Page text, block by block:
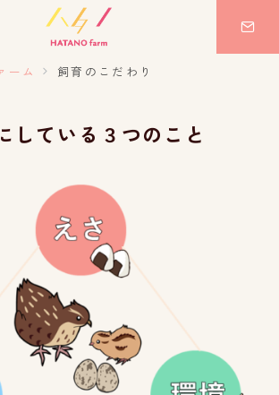
ーム 飼育のこだわり
している３つのこと